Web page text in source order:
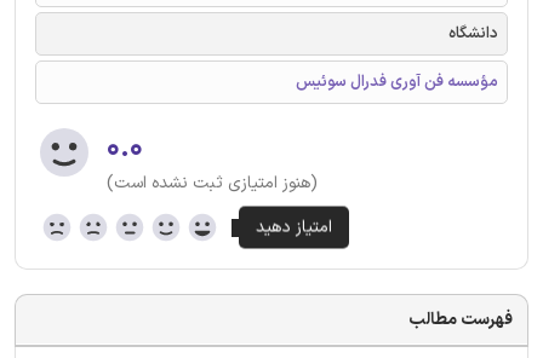
دانشگاه
مؤسسه فن آوری فدرال سوئیس
۰.۰
(هنوز امتیازی ثبت نشده است)
فهرست مطالب